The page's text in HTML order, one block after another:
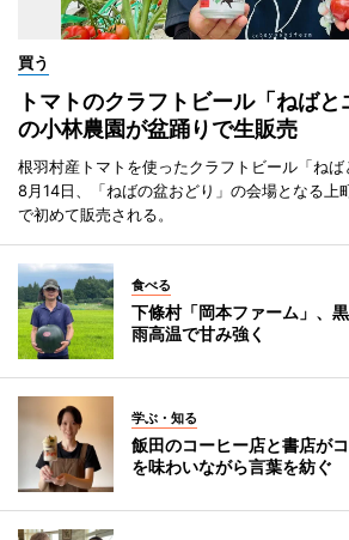
買う
トマトのクラフトビール「ねば
の小林農園が盆踊りで生販売
根羽村産トマトを使ったクラフトビール「ね
8月14日、「ねばの盆おどり」の会場となる上
で初めて販売される。
食べる
下條村「岡本ファーム」、
雨高温で甘み強く
学ぶ・知る
飯田のコーヒー店と書店が
を味わいながら言葉を紡ぐ